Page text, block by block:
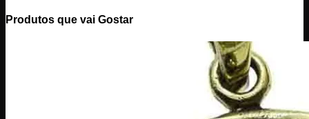
Produtos que vai Gostar